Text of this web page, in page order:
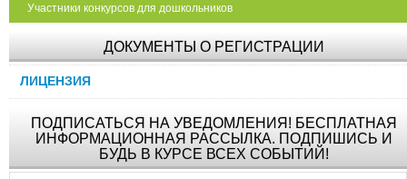
Участники конкурсов для дошкольников
ДОКУМЕНТЫ О РЕГИСТРАЦИИ
ЛИЦЕНЗИЯ
ПОДПИСАТЬСЯ НА УВЕДОМЛЕНИЯ! БЕСПЛАТНАЯ
ИНФОРМАЦИОННАЯ РАССЫЛКА. ПОДПИШИСЬ И
БУДЬ В КУРСЕ ВСЕХ СОБЫТИЙ!